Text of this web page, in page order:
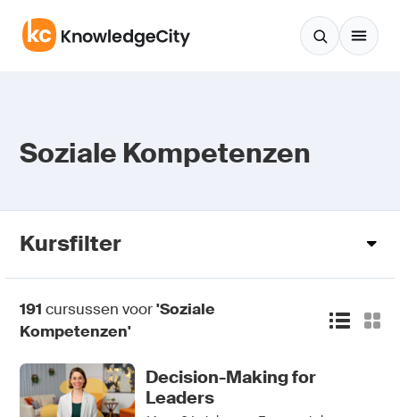
Soziale Kompetenzen
Kursfilter
191 cursussen voor'Soziale
Kompetenzen'
Decision-Making for
Leaders